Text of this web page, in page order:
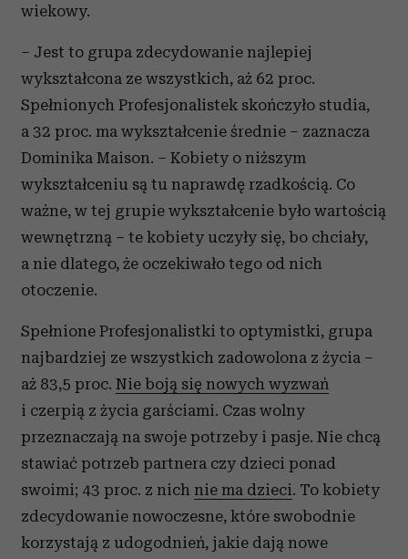
wiekowy.
– Jest to grupa zdecydowanie najlepiej
wykształcona ze wszystkich, aż 62 proc.
Spełnionych Profesjonalistek skończyło studia,
a 32 proc. ma wykształcenie średnie – zaznacza
Dominika Maison. – Kobiety o niższym
wykształceniu są tu naprawdę rzadkością. Co
ważne, w tej grupie wykształcenie było wartością
wewnętrzną – te kobiety uczyły się, bo chciały,
a nie dlatego, że oczekiwało tego od nich
otoczenie.
Spełnione Profesjonalistki to optymistki, grupa
najbardziej ze wszystkich zadowolona z życia –
aż 83,5 proc. Nie boją się nowych wyzwań
i czerpią z życia garściami. Czas wolny
przeznaczają na swoje potrzeby i pasje. Nie chcą
stawiać potrzeb partnera czy dzieci ponad
swoimi; 43 proc. z nich nie ma dzieci. To kobiety
zdecydowanie nowoczesne, które swobodnie
korzystają z udogodnień, jakie dają nowe